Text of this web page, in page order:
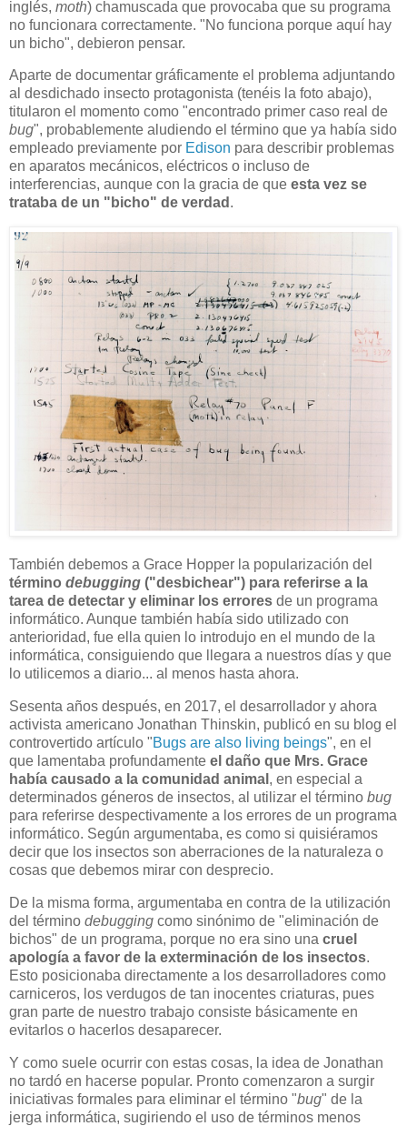
inglés, moth) chamuscada que provocaba que su programa
no funcionara correctamente. "No funciona porque aquí hay
un bicho", debieron pensar.
Aparte de documentar gráficamente el problema adjuntando
al desdichado insecto protagonista (tenéis la foto abajo),
titularon el momento como "encontrado primer caso real de
bug", probablemente aludiendo el término que ya había sido
empleado previamente por Edison para describir problemas
en aparatos mecánicos, eléctricos o incluso de
interferencias, aunque con la gracia de que esta vez se
trataba de un "bicho" de verdad .
También debemos a Grace Hopper la popularización del
término debugging ("desbichear") para referirse a la
tarea de detectar y eliminar los errores de un programa
informático. Aunque también había sido utilizado con
anterioridad, fue ella quien lo introdujo en el mundo de la
informática, consiguiendo que llegara a nuestros días y que
lo utilicemos a diario... al menos hasta ahora.
Sesenta años después, en 2017, el desarrollador y ahora
activista americano Jonathan Thinskin, publicó en su blog el
controvertido artículo "Bugs are also living beings", en el
que lamentaba profundamente el daño que Mrs. Grace
había causado a la comunidad animal , en especial a
determinados géneros de insectos, al utilizar el término bug
para referirse despectivamente a los errores de un programa
informático. Según argumentaba, es como si quisiéramos
decir que los insectos son aberraciones de la naturaleza o
cosas que debemos mirar con desprecio.
De la misma forma, argumentaba en contra de la utilización
del término debugging como sinónimo de "eliminación de
bichos" de un programa, porque no era sino una cruel
apología a favor de la exterminación de los insectos.
Esto posicionaba directamente a los desarrolladores como
carniceros, los verdugos de tan inocentes criaturas, pues
gran parte de nuestro trabajo consiste básicamente en
evitarlos o hacerlos desaparecer.
Y como suele ocurrir con estas cosas, la idea de Jonathan
no tardó en hacerse popular. Pronto comenzaron a surgir
iniciativas formales para eliminar el término "bug" de la
jerga informática, sugiriendo el uso de términos menos